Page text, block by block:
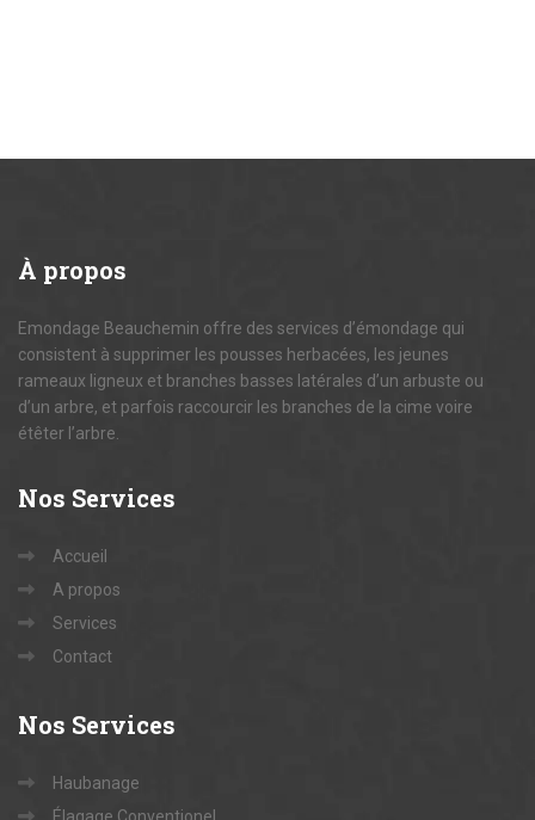
À propos
Emondage Beauchemin offre des services d’émondage qui
consistent à supprimer les pousses herbacées, les jeunes
rameaux ligneux et branches basses latérales d’un arbuste ou
d’un arbre, et parfois raccourcir les branches de la cime voire
étêter l’arbre.
Nos Services
Accueil
A propos
Services
Contact
Nos Services
Haubanage